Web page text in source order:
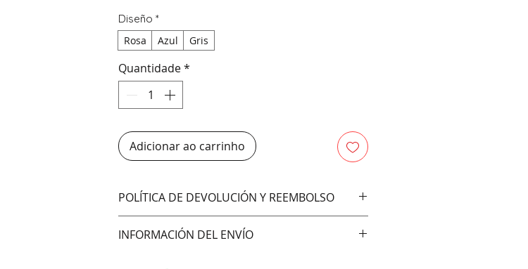
Diseño *
Rosa
Azul Gris
Quantidade*
Adicionar ao carrinho
POLÍTICA DE DEVOLUCIÓN Y REEMBOLSO
No aceptamos cambios ni devoluciones
INFORMACIÓN DEL ENVÍO